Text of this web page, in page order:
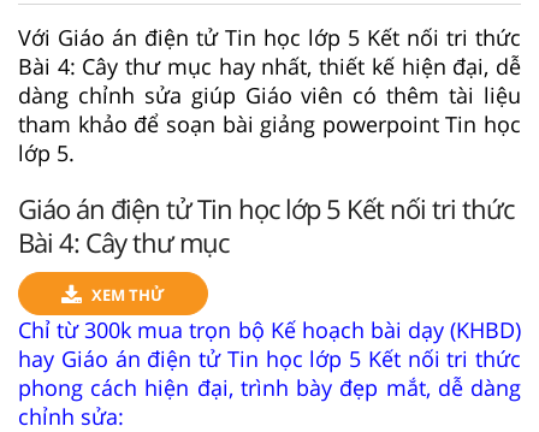
Với Giáo án điện tử Tin học lớp 5 Kết nối tri thức
Bài 4: Cây thư mục hay nhất, thiết kế hiện đại, dễ
dàng chỉnh sửa giúp Giáo viên có thêm tài liệu
tham khảo để soạn bài giảng powerpoint Tin học
lớp 5.
Giáo án điện tử Tin học lớp 5 Kết nối tri thức
Bài 4: Cây thư mục
XEM THỬ
Chỉ từ 300k mua trọn bộ Kế hoạch bài dạy (KHBD)
hay Giáo án điện tử Tin học lớp 5 Kết nối tri thức
phong cách hiện đại, trình bày đẹp mắt, dễ dàng
chỉnh sửa: